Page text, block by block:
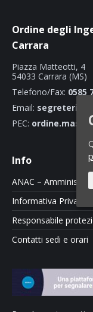
Ordine degli
Carrara
Piazza Matteotti, 4
54033 Carrara (MS)
Telefono/Fax: 0585
Email:
PEC:
Info
ANAC –
Informativa Privacy e
Responsabile
Contatti sedi e orari